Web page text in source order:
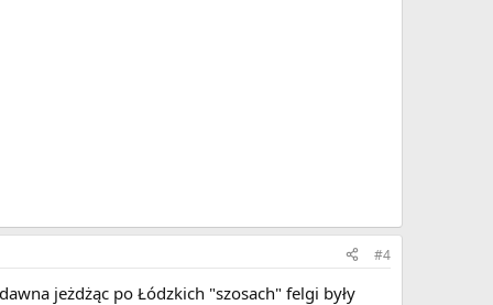
#4
jeżdżąc po Łódzkich "szosach" felgi były